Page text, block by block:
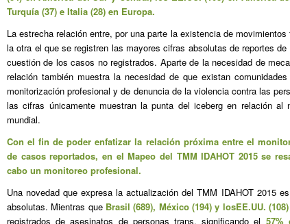
Turquía (37) e Italia (28) en Europa.
La estrecha relación entre, por una parte la existencia de
la otra el que se registren las mayores cifras absolutas de reportes
cuestión de los casos no registrados. Aparte de la necesidad de
relación también muestra la necesidad de que existan
monitorización profesional y de denuncia de la violencia contra las
las cifras únicamente muestran la punta del iceberg en relación
mundial.
Con el fin de poder enfatizar la relación próxima entre el
de casos reportados, en el Mapeo del TMM IDAHOT 2015 se
cabo un monitoreo profesional.
Una novedad que expresa la actualización del TMM IDAHOT 2015
absolutas. Mientras que Brasil (689), México (194) y losEE.UU.
registrados de asesinatos de personas trans, significando el 57%